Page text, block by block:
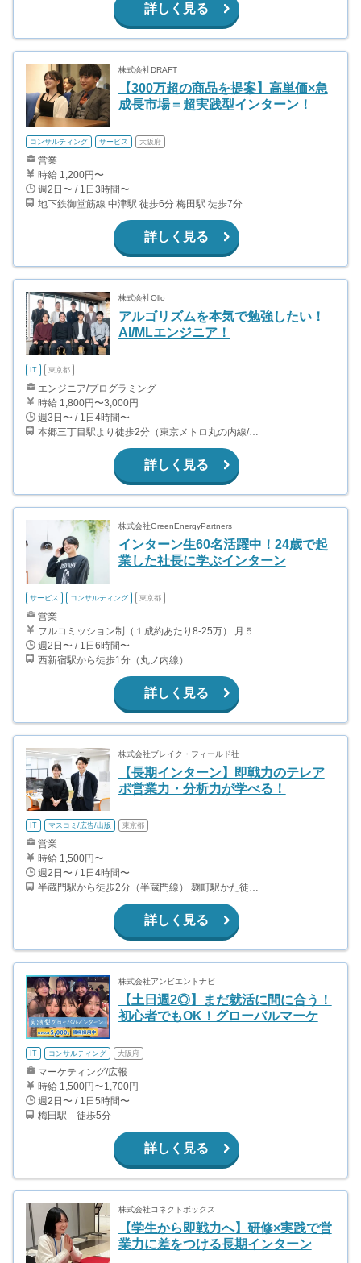
詳しく見る
株式会社DRAFT
【300万超の商品を提案】高単価×急
成長市場＝超実践型インターン！
コンサルティング サービス 大阪府
営業
時給 1,200円〜
週2日〜 / 1日3時間〜
地下鉄御堂筋線 中津駅 徒歩6分 梅田駅 徒歩7分
詳しく見る
株式会社Ollo
アルゴリズムを本気で勉強したい！
AI/MLエンジニア！
IT 東京都
エンジニア/プログラミング
時給 1,800円〜3,000円
週3日〜 / 1日4時間〜
本郷三丁目駅より徒歩2分（東京メトロ丸の内線/都営地下鉄大江戸線）
詳しく見る
株式会社GreenEnergyPartners
インターン生60名活躍中！24歳で起
業した社長に学ぶインターン
サービス コンサルティング 東京都
営業
週2日〜 / 1日6時間〜
西新宿駅から徒歩1分（丸ノ内線）
詳しく見る
株式会社ブレイク・フィールド社
【長期インターン】即戦力のテレア
ポ営業力・分析力が学べる！
IT マスコミ/広告/出版 東京都
営業
時給 1,500円〜
週2日〜 / 1日4時間〜
半蔵門駅から徒歩2分（半蔵門線） 麹町駅かた徒歩10分（有楽町線）
詳しく見る
株式会社アンビエントナビ
【土日週2◎】まだ就活に間に合う！
初心者でもOK！グローバルマーケ
IT コンサルティング 大阪府
マーケティング/広報
時給 1,500円〜1,700円
週2日〜 / 1日5時間〜
梅田駅 徒歩5分
詳しく見る
株式会社コネクトボックス
【学生から即戦力へ】研修×実践で営
業力に差をつける長期インターン